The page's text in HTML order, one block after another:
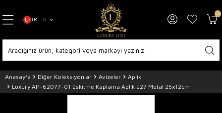
TR − TL
0
Anasayfa Diğer Koleksiyonlar Avizeler
Aplik
Luxury AP-62077-01 Eskitme Kaplama Aplik E27 Metal 25x12cm